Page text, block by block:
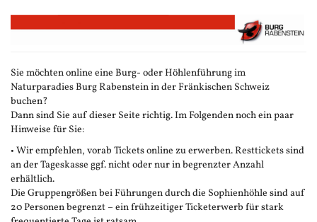
Zum
Haupt-
Sie möchten online eine Burg- oder Höhlenführung im
Naturparadies Burg Rabenstein in der Fränkischen Schweiz
buchen?
Dann sind Sie auf dieser Seite richtig. Im Folgenden noch ein paar
Hinweise für Sie:
• Wir empfehlen, vorab Tickets online zu erwerben. Resttickets sind
an der Tageskasse ggf. nicht oder nur in begrenzter Anzahl
erhältlich.
Die Gruppengrößen bei Führungen durch die Sophienhöhle sind auf
20 Personen begrenzt – ein frühzeitiger Ticketerwerb für stark